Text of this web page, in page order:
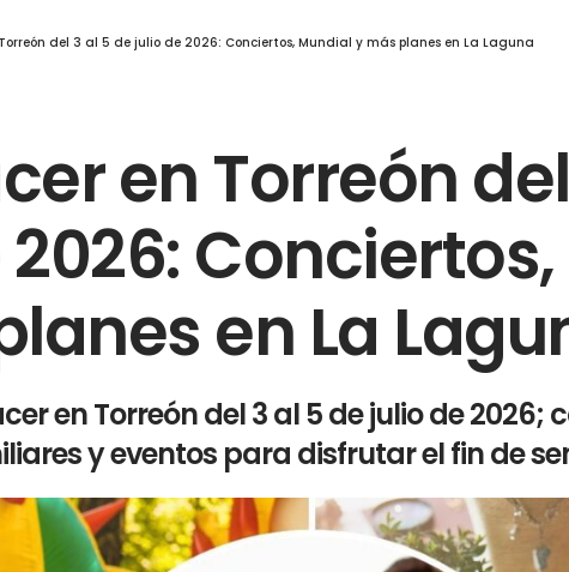
del 3 al 5 de julio de 2026: Conciertos, Mundial y más planes en La Laguna
en Torreón
en La
en Torreón del 3 al 5 de julio de 2026;
y eventos para disfrutar el fin de